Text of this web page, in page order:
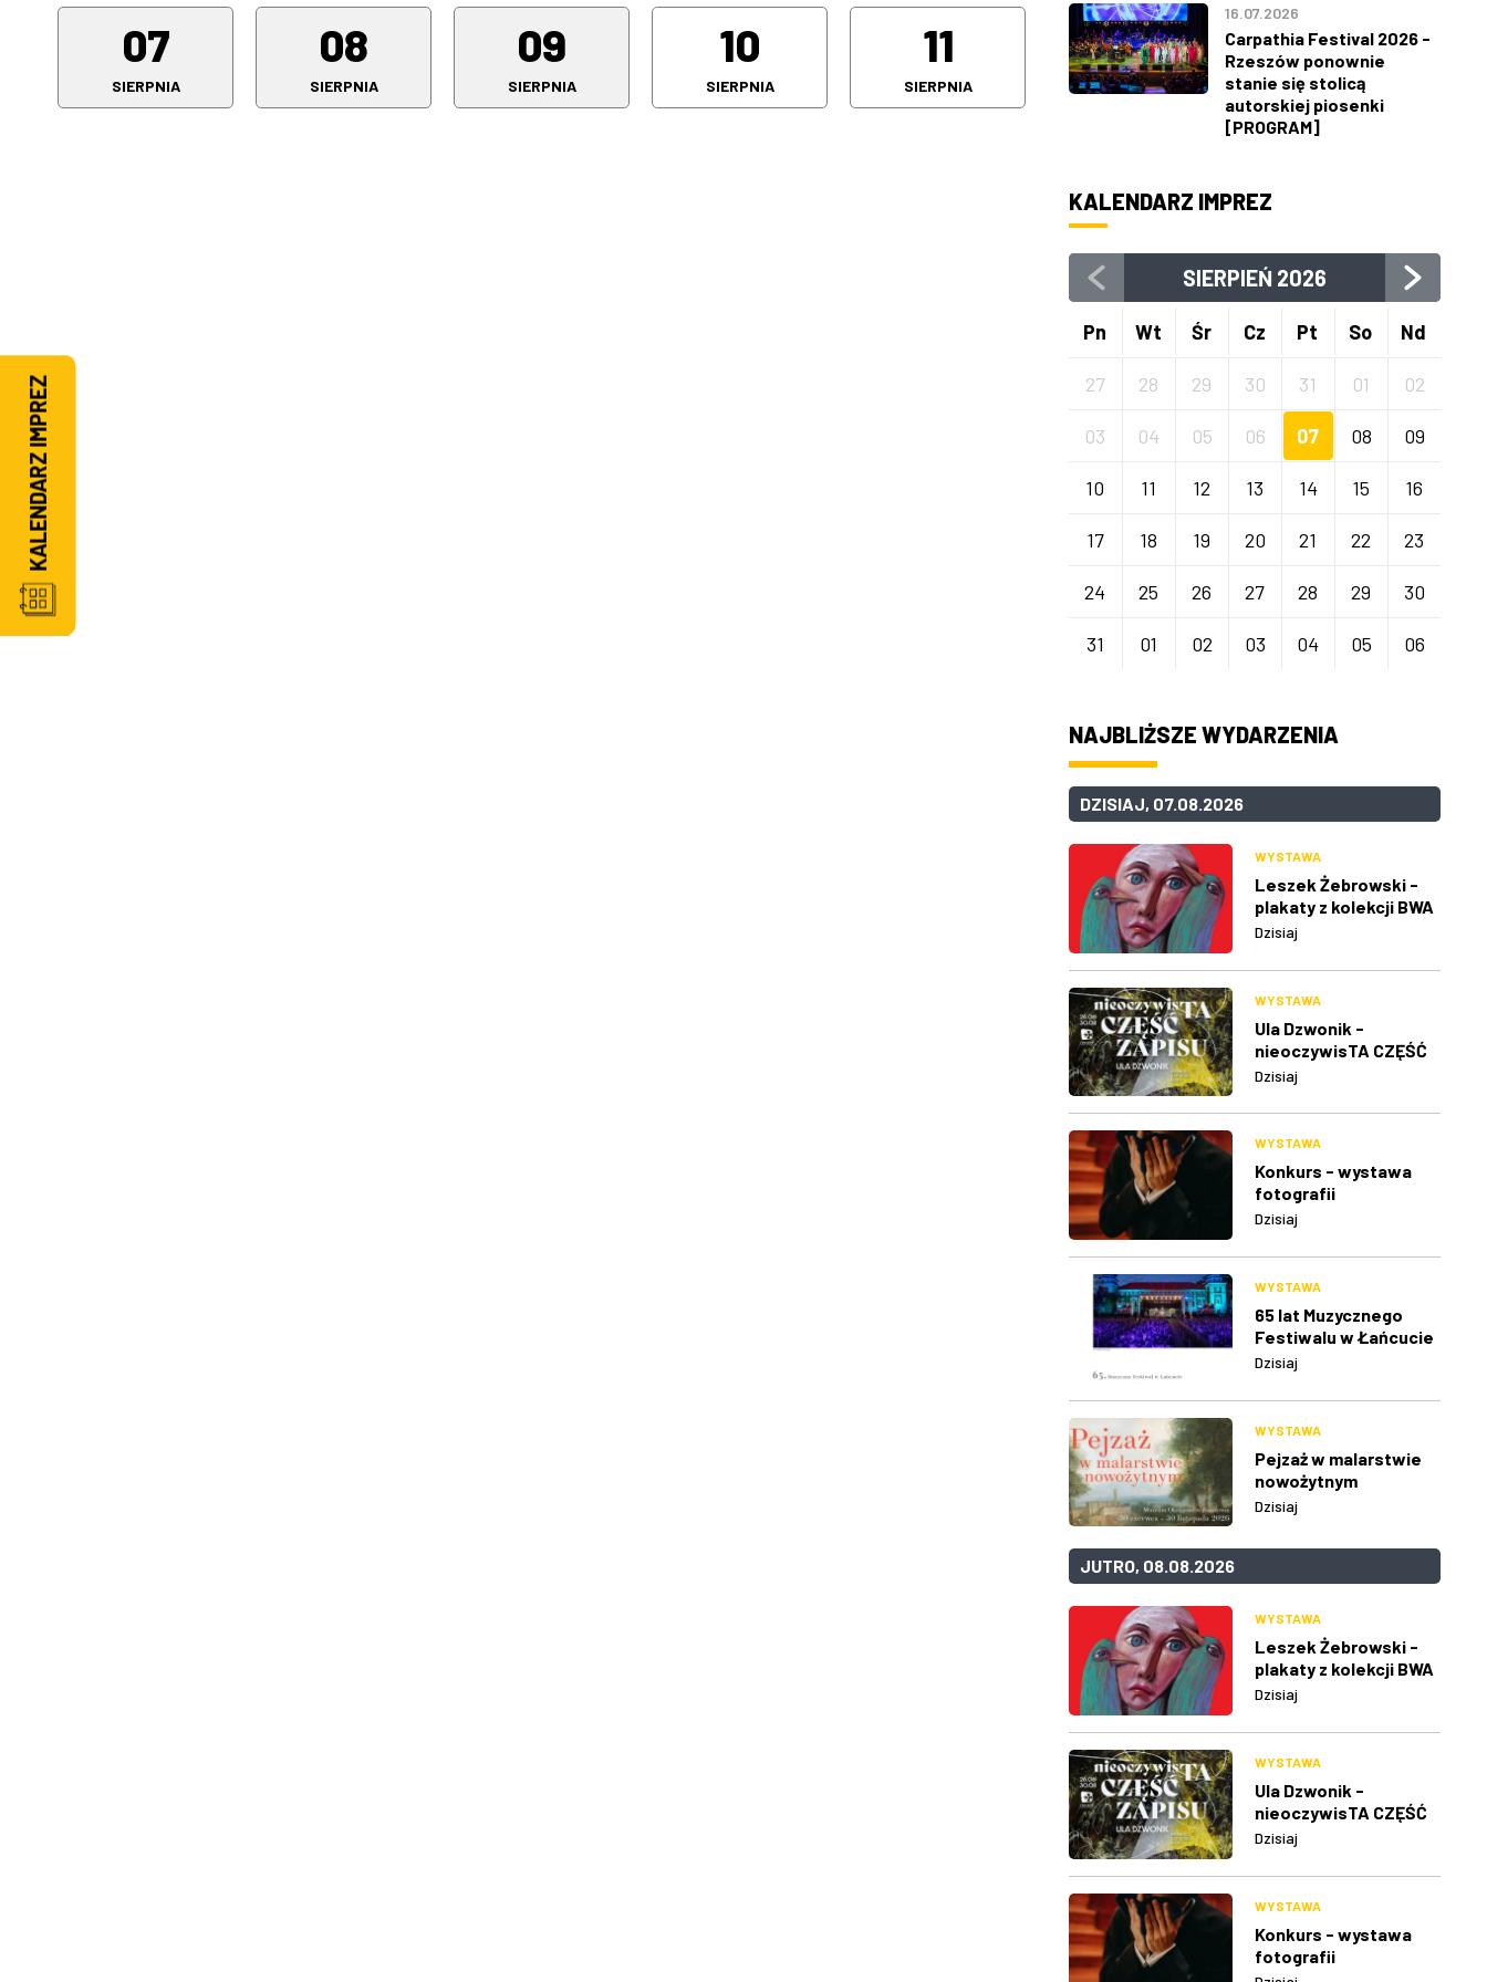
07
SIERPNIA
08
SIERPNIA
09
SIERPNIA
10
SIERPNIA
11
SIERPNIA
12
SIERPNIA
13
SIERPNIA
16.07.2026
Carpathia Festival 2026 -
Rzeszów ponownie
stanie się stolicą
autorskiej piosenki
[PROGRAM]
KALENDARZ IMPREZ
SIERPIEŃ 2026
Pn Wt Śr Cz Pt So Nd
27 28 29 30 31 01 02
03 04 05 06 07 08 09
10 11 12 13 14 15 16
17 18 19 20 21 22 23
24 25 26 27 28 29 30
31 01 02 03 04 05 06
NAJBLIŻSZE WYDARZENIA
DZISIAJ, 07.08.2026
WYSTAWA
Leszek Żebrowski -
plakaty z kolekcji BWA
w Rzeszowie
Dzisiaj
WYSTAWA
Ula Dzwonik -
nieoczywisTA CZĘŚĆ
ZAPISU
Dzisiaj
WYSTAWA
Konkurs - wystawa
fotografii
Dzisiaj
WYSTAWA
65 lat Muzycznego
Festiwalu w Łańcucie
Dzisiaj
WYSTAWA
Pejzaż w malarstwie
nowożytnym
Dzisiaj
JUTRO, 08.08.2026
WYSTAWA
Leszek Żebrowski -
plakaty z kolekcji BWA
w Rzeszowie
Dzisiaj
WYSTAWA
Ula Dzwonik -
nieoczywisTA CZĘŚĆ
ZAPISU
Dzisiaj
WYSTAWA
Konkurs - wystawa
fotografii
KALENDARZ IMPREZ